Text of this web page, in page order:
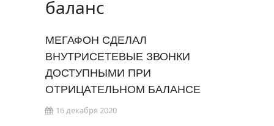
баланс
МЕГАФОН СДЕЛАЛ
ВНУТРИСЕТЕВЫЕ ЗВОНКИ
ДОСТУПНЫМИ ПРИ
ОТРИЦАТЕЛЬНОМ БАЛАНСЕ
16 декабря 2020